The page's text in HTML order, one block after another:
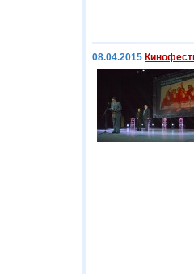
08.04.2015